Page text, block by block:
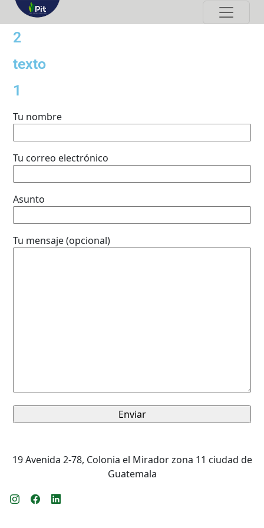
1
texto
2
Tu nombre
Tu correo electrónico
Asunto
Tu mensaje (opcional)
19 Avenida 2-78, Colonia el Mirador zona 11 ciudad de
Guatemala